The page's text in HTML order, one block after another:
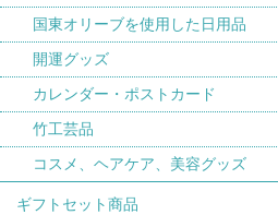
国東オリーブを使用した日用品
開運グッズ
カレンダー・ポストカード
竹工芸品
コスメ、ヘアケア、美容グッズ
ギフトセット商品